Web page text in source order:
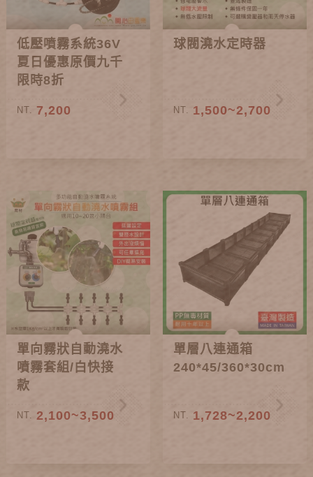
低壓噴霧系統36V
夏日優惠原價九千
限時8折
NT. 7,200
球閥澆水定時器
NT. 1,500~2,700
單向霧狀自動澆水
噴霧套組/白快接
款
NT. 2,100~3,500
單層八連通箱
240*45/360*30cm
NT. 1,728~2,200